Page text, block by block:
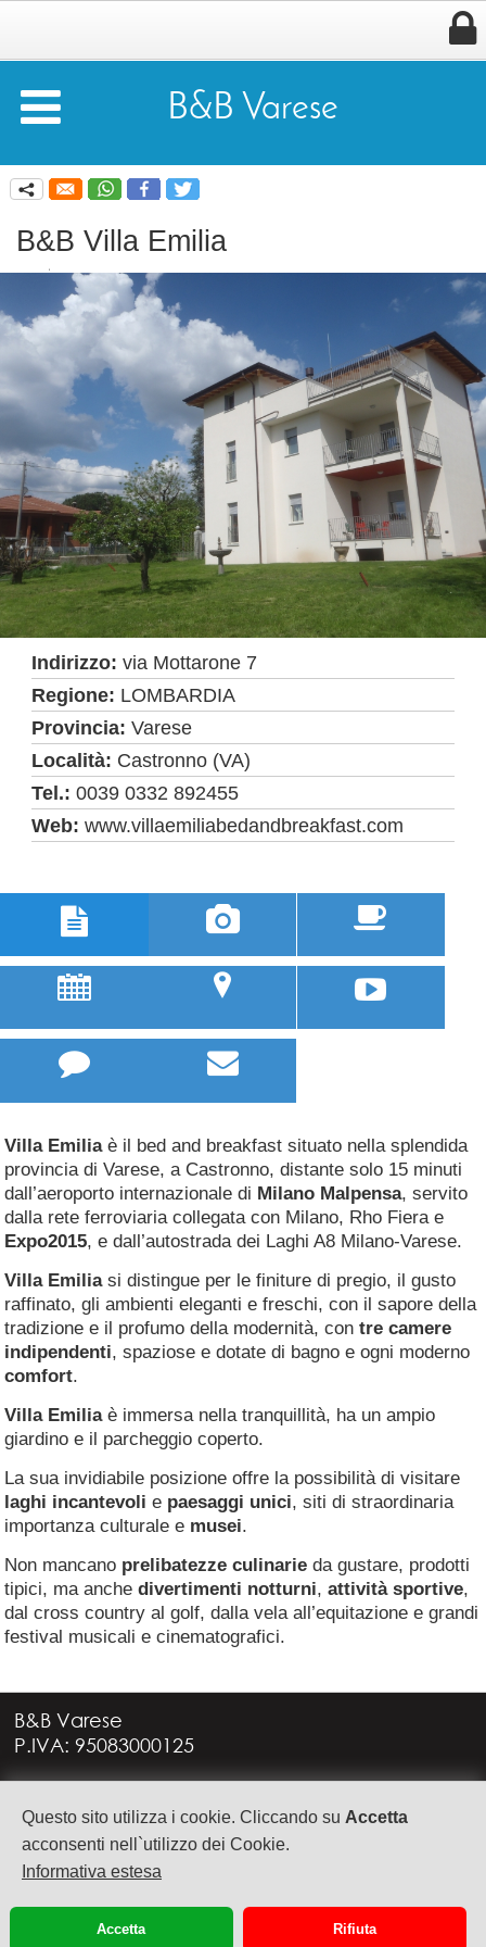
Questo sito utilizza i cookie. Cliccando su Accetta
acconsenti nell`utilizzo dei Cookie.
Informativa estesa
Accetta Rifiuta

 B&B Varese
q
B&B Villa Emilia
Indirizzo:via Mottarone 7
Regione: LOMBARDIA
Provincia:Varese
Località: Castronno (VA)
Tel.:0039 0332 892455
Web:www.villaemiliabedandbreakfast.com
  
; u 
 
Villa Emiliaè il bed and breakfast situato nella splendida
provincia di Varese, a Castronno, distante solo 15 minuti
dall’aeroporto internazionale di Milano Malpensa, servito
dalla rete ferroviaria collegata con Milano, Rho Fiera e
Expo2015, e dall’autostrada dei Laghi A8 Milano-Varese.
Villa Emiliasi distingue per le finiture di pregio, il gusto
raffinato, gli ambienti eleganti e freschi, con il sapore della
tradizione e il profumo della modernità, contre camere
indipendenti, spaziose e dotate di bagno e ogni moderno
comfort.
Villa Emiliaè immersa nella tranquillità, ha un ampio
giardino e il parcheggio coperto.
La sua invidiabile posizione offre la possibilità di visitare
laghi incantevoli e paesaggi unici, siti di straordinaria
importanza culturale e musei.
Non mancano prelibatezze culinarie da gustare, prodotti
tipici, ma anchedivertimenti notturni,attività sportive,
dal cross country al golf, dalla vela all’equitazione e grandi
festival musicali e cinematografici.
B&B Varese
P.IVA: 95083000125
21949 CASTRONNO (VA)
+39 335 6088957
info@bbvarese.it
cookie